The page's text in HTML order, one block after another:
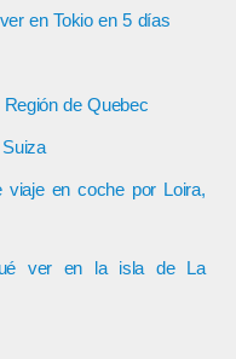
en Tokio en 5 días
Región de Quebec
viaje en coche por Loira,
ver en la isla de La